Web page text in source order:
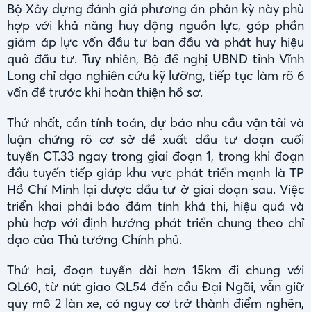
Bộ Xây dựng đánh giá phương án phân kỳ này phù
hợp với khả năng huy động nguồn lực, góp phần
giảm áp lực vốn đầu tư ban đầu và phát huy hiệu
quả đầu tư. Tuy nhiên, Bộ đề nghị UBND tỉnh Vĩnh
Long chỉ đạo nghiên cứu kỹ lưỡng, tiếp tục làm rõ 6
vấn đề trước khi hoàn thiện hồ sơ.
Thứ nhất, cần tính toán, dự báo nhu cầu vận tải và
luận chứng rõ cơ sở đề xuất đầu tư đoạn cuối
tuyến CT.33 ngay trong giai đoạn 1, trong khi đoạn
đầu tuyến tiếp giáp khu vực phát triển mạnh là TP
Hồ Chí Minh lại được đầu tư ở giai đoạn sau. Việc
triển khai phải bảo đảm tính khả thi, hiệu quả và
phù hợp với định hướng phát triển chung theo chỉ
đạo của Thủ tướng Chính phủ.
Thứ hai, đoạn tuyến dài hơn 15km đi chung với
QL60, từ nút giao QL54 đến cầu Đại Ngãi, vẫn giữ
quy mô 2 làn xe, có nguy cơ trở thành điểm nghẽn,